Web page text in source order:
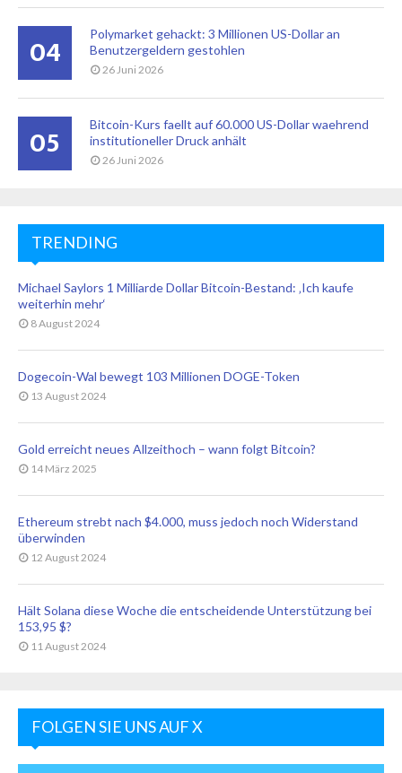
04
Polymarket gehackt: 3 Millionen US-Dollar an
Benutzergeldern gestohlen
26 Juni 2026
05
Bitcoin-Kurs faellt auf 60.000 US-Dollar waehrend
institutioneller Druck anhält
26 Juni 2026
TRENDING
Michael Saylors 1 Milliarde Dollar Bitcoin-Bestand: ‚Ich kaufe
weiterhin mehr‘
8 August 2024
Dogecoin-Wal bewegt 103 Millionen DOGE-Token
13 August 2024
Gold erreicht neues Allzeithoch – wann folgt Bitcoin?
14 März 2025
Ethereum strebt nach $4.000, muss jedoch noch Widerstand
überwinden
12 August 2024
Hält Solana diese Woche die entscheidende Unterstützung bei
153,95 $?
11 August 2024
FOLGEN SIE UNS AUF X